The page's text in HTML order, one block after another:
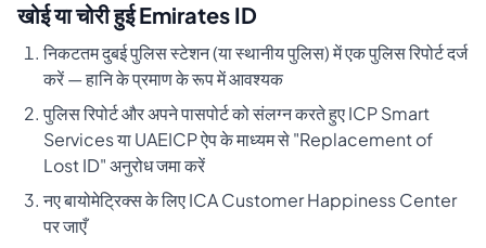
खोई या चोरी हुई Emirates ID
निकटतम दुबई पुलिस स्टेशन (या स्थानीय पुलिस) में एक पुलिस रिपोर्ट दर्ज
करें — हानि के प्रमाण के रूप में आवश्यक
पुलिस रिपोर्ट और अपने पासपोर्ट को संलग्न करते हुए ICP Smart
Services या UAEICP ऐप के माध्यम से "Replacement of
Lost ID" अनुरोध जमा करें
नए बायोमेट्रिक्स के लिए ICA Customer Happiness Center
पर जाएँ